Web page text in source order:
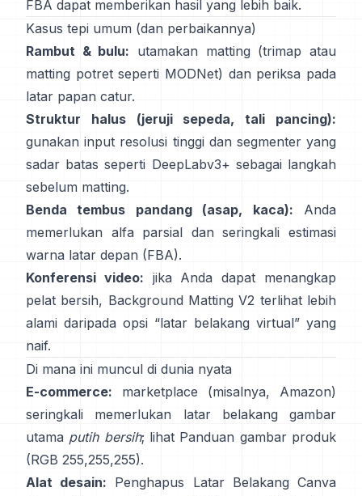
FBA dapat memberikan hasil yang lebih baik.
Kasus tepi umum (dan perbaikannya)
Rambut & bulu: utamakan matting (trimap atau
matting potret seperti MODNet) dan periksa pada
latar papan catur.
Struktur halus (jeruji sepeda, tali pancing):
gunakan input resolusi tinggi dan segmenter yang
sadar batas seperti DeepLabv3+ sebagai langkah
sebelum matting.
Benda tembus pandang (asap, kaca): Anda
memerlukan alfa parsial dan seringkali estimasi
warna latar depan (FBA).
Konferensi video: jika Anda dapat menangkap
pelat bersih, Background Matting V2 terlihat lebih
alami daripada opsi “latar belakang virtual” yang
naif.
Di mana ini muncul di dunia nyata
E-commerce: marketplace (misalnya, Amazon)
seringkali memerlukan latar belakang gambar
utama putih bersih; lihat Panduan gambar produk
(RGB 255,255,255).
Alat desain: Penghapus Latar Belakang Canva